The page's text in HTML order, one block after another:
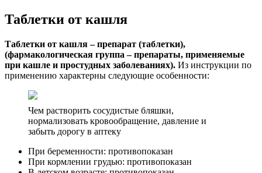
Таблетки от кашля
Таблетки от кашля – препарат (таблетки),
(фармакологическая группа – препараты, применяемые
при кашле и простудных заболеваниях). Из инструкции по
применению характерны следующие особенности:
Чем растворить сосудистые бляшки,
нормализовать кровообращение, давление и
забыть дорогу в аптеку
При беременности: противопоказан
При кормлении грудью: противопоказан